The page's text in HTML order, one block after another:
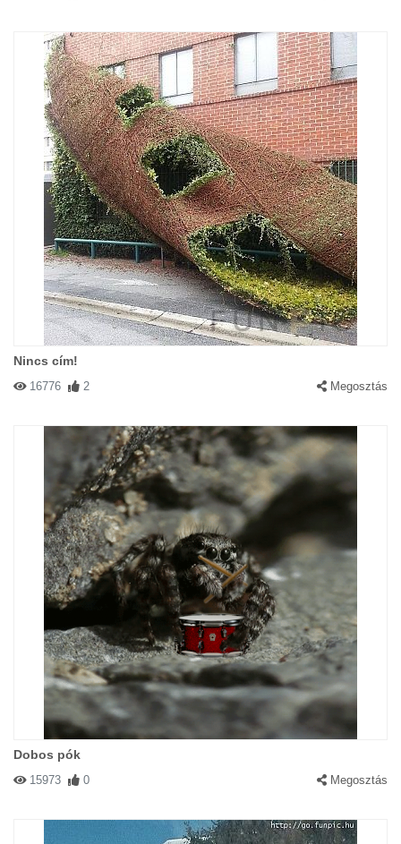
Nincs cím!
16776 2 Megosztás
Dobos pók
15973 0 Megosztás